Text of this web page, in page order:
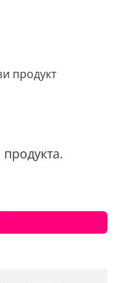
продукт